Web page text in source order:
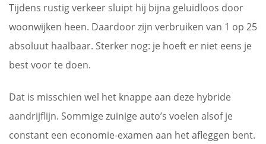
Tijdens rustig verkeer sluipt hij bijna geluidloos door
woonwijken heen. Daardoor zijn verbruiken van 1 op 25
absoluut haalbaar. Sterker nog: je hoeft er niet eens je
best voor te doen.
Dat is misschien wel het knappe aan deze hybride
aandrijflijn. Sommige zuinige auto’s voelen alsof je
constant een economie-examen aan het afleggen bent.